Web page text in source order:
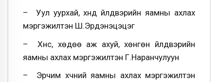
– Уул уурхай, хүнд үйлдвэрийн яамны ахлах
мэргэжилтэн Ш.Эрдэнэцэцэг
– Хүнс, хөдөө аж ахуй, хөнгөн үйлдвэрийн
яамны ахлах мэргэжилтэн Г.Наранчулуун
– Эрчим хүчний яамны ахлах мэргэжилтэн